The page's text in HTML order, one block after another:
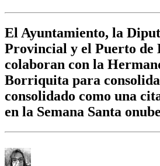
El Ayuntamiento, la
Provincial y el Puerto de
colaboran con la
Borriquita para
consolidado como una
en la Semana Santa